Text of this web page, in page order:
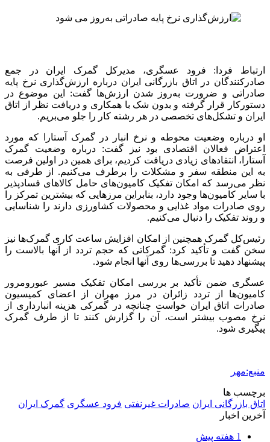
ارتباط فردا: فرود عسگری، مدیرکل گمرک ایران در جمع
صادرکنندگان در اتاق بازرگانی ایران درباره ارزش‌گذاری نرخ پایه
صادراتی و ضرورت به‌روز شدن ارزش‌ها گفت: این موضوع در
دستورکار قرار گرفته و بدون شک با همکاری و دریافت نظر از اتاق
ایران و تشکل‌های تخصصی در هر رشته کار را جلو می‌بریم.
او درباره وضعیت محوطه و نرخ انبار در گمرک آستارا که مورد
اعتراض فعالان اقتصادی بود نیز گفت: درباره وضعیت گمرک
آستارا، انتقادهای زیادی دریافت کردیم، برای همین در اولین فرصت
به این منطقه سفر و مشکلات را برطرف می‌کنیم. از طرفی به
نظر می‌رسد که امکان تفکیک کامیون‌های حامل کالاهای فسادپذیر
با سایر کامیون‌ها وجود دارد، بنابراین مرزهایی که بیشترین تمرکز را
روی صادرات مواد غذایی و محصولات کشاورزی دارند را شناسایی
و روند تفکیک را دنبال می‌کنیم.
رئیس‌کل گمرک همچنین از امکان افزایش ساعت کاری گمرک‌ها نیز
سخن گفت و تأکید کرد: گمرکاتی که حجم تردد از آنها بالاست را
پیشنهاد دهید تا بررسی‌ها روی آنها انجام شود.
عسگری ضمن تأکید بر بررسی امکان تفکیک مسیر
عبورومرور
کامیون‌ها از تردد زائران در مرز مهران از اعضای کمیسیون
صادرات اتاق ایران خواست چنانچه در گمرکی هزینه انبارداری از
نرخ مصوب بیشتر است، آن را گزارش کنند تا از طرف گمرک
پیگیری شود.
منبع:مهر
برچسب ها
اتاق بازرگانی ایران صادرات غیرنفتی فرود عسگری گمرک ایران
آخرین اخبار
1 هفته پیش